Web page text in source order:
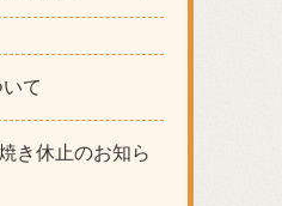
て
き休止のお知ら